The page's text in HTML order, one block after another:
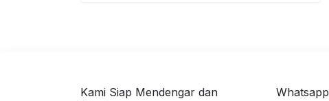
Kami Siap Mendengar dan
Whatsapp